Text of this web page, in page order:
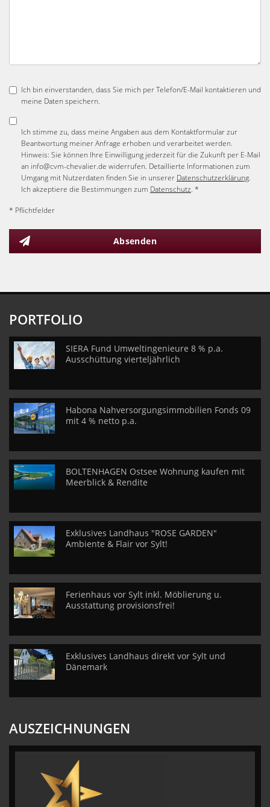
Ich bin einverstanden, dass Sie mich per Telefon/E-Mail kontaktieren und
meine Daten speichern.
Ich stimme zu, dass meine Angaben aus dem Kontaktformular zur
Beantwortung meiner Anfrage erhoben und verarbeitet werden.
Hinweis: Sie können Ihre Einwilligung jederzeit für die Zukunft per E-Mail
an info@cvm-chevalier.de widerrufen. Detaillierte Informationen zum
Umgang mit Nutzerdaten finden Sie in unserer Datenschutzerklärung.
Ich akzeptiere die Bestimmungen zum Datenschutz. *
* Pflichtfelder
Absenden
PORTFOLIO
SIERA Fund Umweltingenieure 8 % p.a.
Ausschüttung vierteljährlich
Habona Nahversorgungsimmobilien Fonds 09
mit 4 % netto p.a.
BOLTENHAGEN Ostsee Wohnung kaufen mit
Meerblick & Rendite
Exklusives Landhaus "ROSE GARDEN"
Ambiente & Flair vor Sylt!
Ferienhaus vor Sylt inkl. Möblierung u.
Ausstattung provisionsfrei!
Exklusives Landhaus direkt vor Sylt und
Dänemark
AUSZEICHNUNGEN